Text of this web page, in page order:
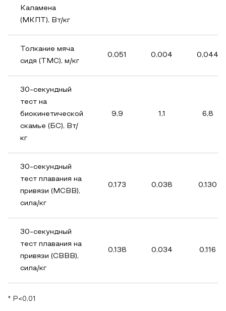
Каламена
(МКПТ), Вт/кг
Толкание мяча
сидя (ТМС), м/кг
0,051 0,004 0,044
30-секундный
тест на
биокинетической
скамье (БС), Вт/
кг
9,9 1,1 6,8
30-секундный
тест плавания на
привязи (МСВВ),
сила/кг
0,173 0,038 0,130
30-секундный
тест плавания на
привязи (СВВВ),
сила/кг
0,138 0,034 0,116
* P<0,01